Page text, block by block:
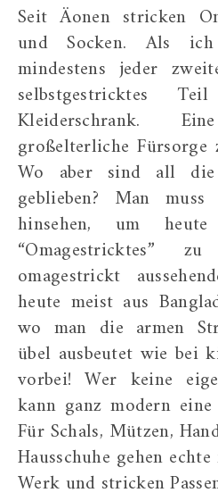
Seit Äonen stricken Omas Mützen, Schals
und Socken. Als
mindestens jeder
selbstgestricktes
Kleiderschrank.
großelterliche
Wo aber sind all die
geblieben? Man
hinsehen, um
“Omagestricktes”
omagestrickt
heute meist aus
wo man die armen
übel ausbeutet wie bei
vorbei! Wer keine
kann ganz modern
Für Schals, Mützen,
Hausschuhe gehen
Werk und stricken